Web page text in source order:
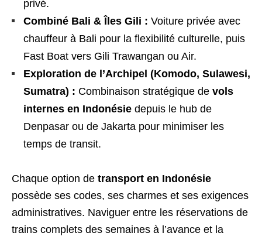
privé.
Combiné Bali & Îles Gili : Voiture privée avec
chauffeur à Bali pour la flexibilité culturelle, puis
Fast Boat vers Gili Trawangan ou Air.
Exploration de l’Archipel (Komodo, Sulawesi,
Sumatra) : Combinaison stratégique de vols
internes en Indonésie depuis le hub de
Denpasar ou de Jakarta pour minimiser les
temps de transit.
Chaque option de transport en Indonésie
possède ses codes, ses charmes et ses exigences
administratives. Naviguer entre les réservations de
trains complets des semaines à l’avance et la